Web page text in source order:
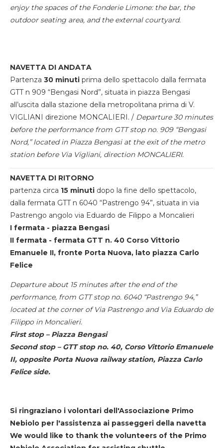
enjoy the spaces of the Fonderie Limone: the bar, the
outdoor seating area, and the external courtyard.
NAVETTA DI ANDATA
Partenza 30 minuti prima dello spettacolo dalla fermata
GTT n 909 “Bengasi Nord”, situata in piazza Bengasi
all’uscita dalla stazione della metropolitana prima di V.
VIGLIANI direzione MONCALIERI. / Departure 30 minutes
before the performance from GTT stop no. 909 “Bengasi
Nord,” located in Piazza Bengasi at the exit of the metro
station before Via Vigliani, direction MONCALIERI.
NAVETTA DI RITORNO
partenza circa 15 minuti dopo la fine dello spettacolo,
dalla fermata GTT n 6040 “Pastrengo 94”, situata in via
Pastrengo angolo via Eduardo de Filippo a Moncalieri
I fermata - piazza Bengasi
II fermata - fermata GTT n. 40 Corso Vittorio
Emanuele II, fronte Porta Nuova, lato piazza Carlo
Felice
Departure about 15 minutes after the end of the
performance, from GTT stop no. 6040 “Pastrengo 94,”
located at the corner of Via Pastrengo and Via Eduardo de
Filippo in Moncalieri.
First stop – Piazza Bengasi
Second stop – GTT stop no. 40, Corso Vittorio Emanuele
II, opposite Porta Nuova railway station, Piazza Carlo
Felice side.
Si ringraziano i volontari dell'Associazione Primo
Nebiolo per l'assistenza ai passeggeri della navetta
We would like to thank the volunteers of the Primo